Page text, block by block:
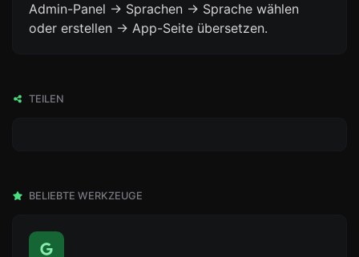
Admin-Panel -> Sprachen -> Sprache wählen
oder erstellen -> App-Seite übersetzen.
TEILEN
BELIEBTE WERKZEUGE